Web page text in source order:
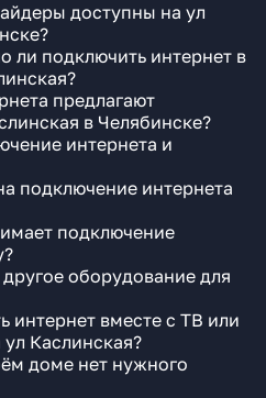
доступны на ул
ли подключить интернет в
предлагают
в Челябинске?
интернета и
подключение интернета
подключение
оборудование для
вместе с ТВ или
Каслинская?
доме нет нужного